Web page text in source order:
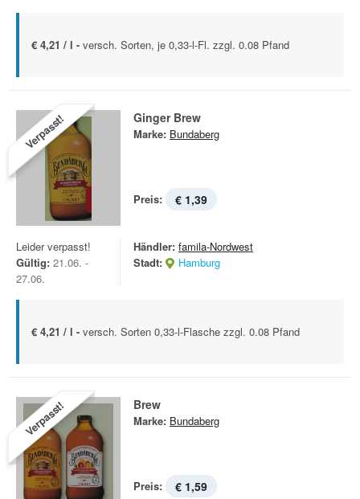
€ 4,21 / l - versch. Sorten, je 0,33-l-Fl. zzgl. 0.08 Pfand
Verpasst! Ginger Brew
Marke: Bundaberg
Preis: € 1,39
Leider verpasst!
Gültig: 21.06. -
27.06.
Händler: famila-Nordwest
Stadt:
Hamburg
€ 4,21 / l - versch. Sorten 0,33-l-Flasche zzgl. 0.08 Pfand
Verpasst! Brew
Marke: Bundaberg
Preis: € 1,59